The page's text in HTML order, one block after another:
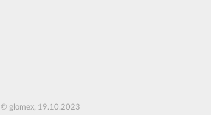
© glomex, 19.10.2023